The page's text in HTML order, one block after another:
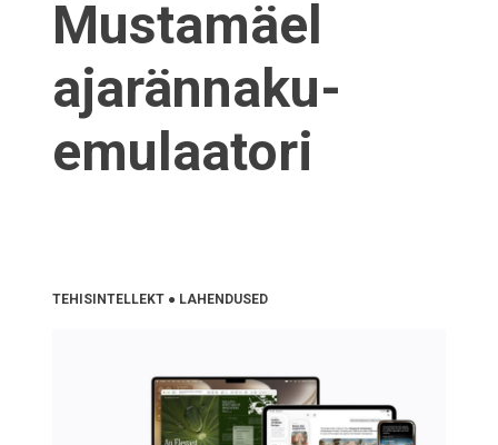
Mustamäel
ajarännaku-
emulaatori
TEHISINTELLEKT ● LAHENDUSED